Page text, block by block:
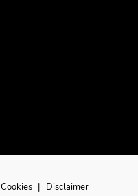
Cookies | Disclaimer